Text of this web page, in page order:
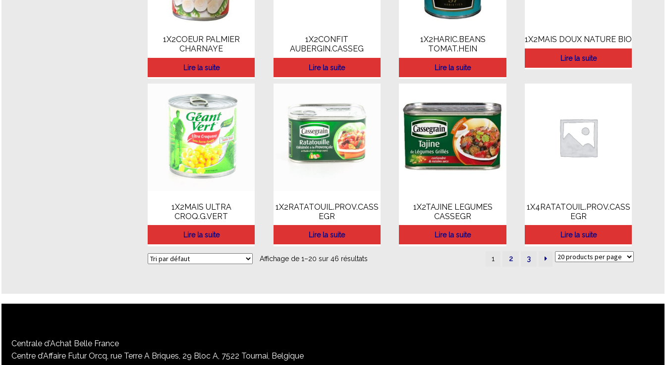
1X2COEUR PALMIER
CHARNAYE
Lire la suite
1X2CONFIT
AUBERGIN.CASSEG
Lire la suite
1X2HARIC.BEANS
TOMAT.HEIN
Lire la suite
1X2MAIS DOUX NATURE BIO
Lire la suite
1X2MAIS ULTRA
CROQ.G.VERT
Lire la suite
1X2RATATOUIL.PROV.CASS
EGR
Lire la suite
1X2TAJINE LEGUMES
CASSEGR
Lire la suite
1X4RATATOUIL.PROV.CASS
EGR
Lire la suite
Affichage de 1–20 sur 46 résultats 1 2 3
Centrale d'Achat Belle France
Centre d’Affaire Futur Orcq, rue Terre A Briques, 29 Bloc A, 7522 Tournai, Belgique